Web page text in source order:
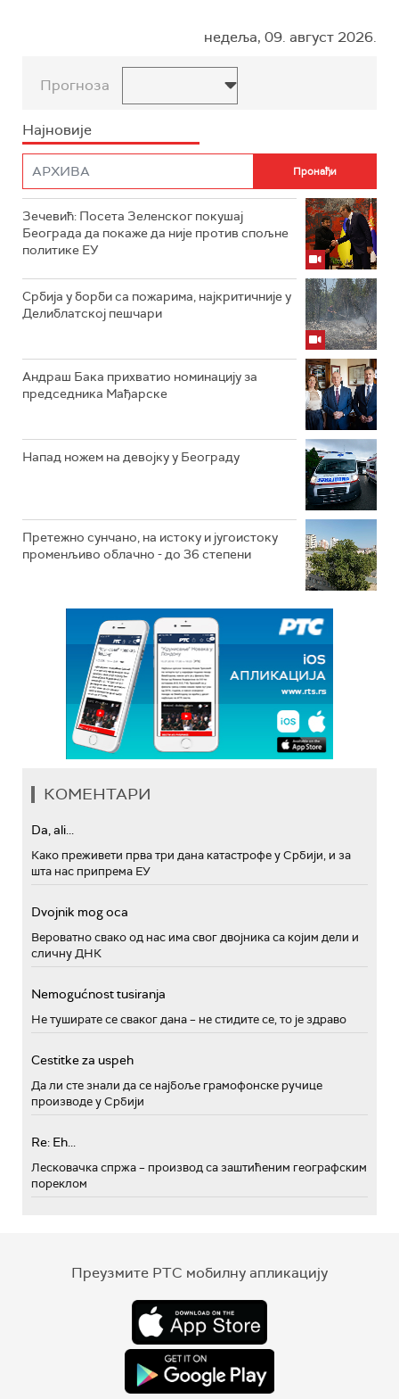
недеља, 09. август 2026.
Прогноза
Најновије
Зечевић: Посета Зеленског покушај
Београда да покаже да није против спољне
политике ЕУ
Србија у борби са пожарима, најкритичније у
Делиблатској пешчари
Андраш Бака прихватио номинацију за
председника Мађарске
Напад ножем на девојку у Београду
Претежно сунчано, на истоку и југоистоку
променљиво облачно - до 36 степени
КОМЕНТАРИ
Da, ali...
Како преживети прва три дана катастрофе у Србији, и за
шта нас припрема ЕУ
Dvojnik mog oca
Вероватно свако од нас има свог двојника са којим дели и
сличну ДНК
Nemogućnost tusiranja
Не туширате се сваког дана – не стидите се, то је здраво
Cestitke za uspeh
Да ли сте знали да се најбоље грамофонске ручице
производе у Србији
Re: Eh...
Лесковачка спржа – производ са заштићеним географским
пореклом
Преузмите РТС мобилну апликацију